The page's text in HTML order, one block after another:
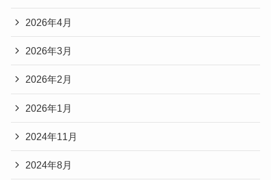
2026年4月
2026年3月
2026年2月
2026年1月
2024年11月
2024年8月